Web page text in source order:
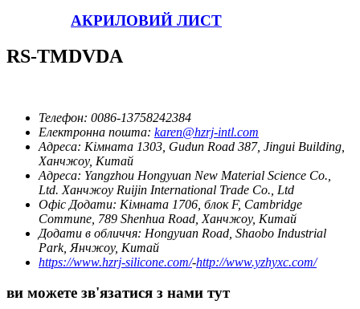
АКРИЛОВИЙ ЛИСТ
RS-TMDVDA
Телефон: 0086-13758242384
Електронна пошта: karen@hzrj-intl.com
Адреса: Кімната 1303, Gudun Road 387, Jingui Building,
Ханчжоу, Китай
Адреса: Yangzhou Hongyuan New Material Science Co.,
Ltd. Ханчжоу Ruijin International Trade Co., Ltd
Офіс Додати: Кімната 1706, блок F, Cambridge
Commune, 789 Shenhua Road, Ханчжоу, Китай
Додати в обличчя: Hongyuan Road, Shaobo Industrial
Park, Янчжоу, Китай
https://www.hzrj-silicone.com/-http://www.yzhyxc.com/
ви можете зв'язатися з нами тут